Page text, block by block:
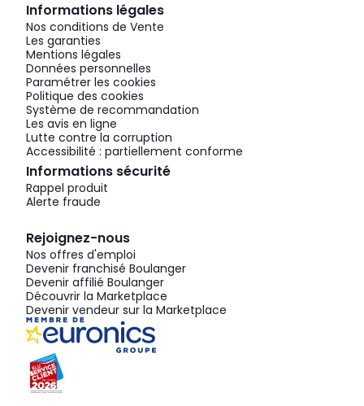
Informations légales
Nos conditions de Vente
Les garanties
Mentions légales
Données personnelles
Paramétrer les cookies
Politique des cookies
Système de recommandation
Les avis en ligne
Lutte contre la corruption
Accessibilité : partiellement conforme
Informations sécurité
Rappel produit
Alerte fraude
Rejoignez-nous
Nos offres d'emploi
Devenir franchisé Boulanger
Devenir affilié Boulanger
Découvrir la Marketplace
Devenir vendeur sur la Marketplace